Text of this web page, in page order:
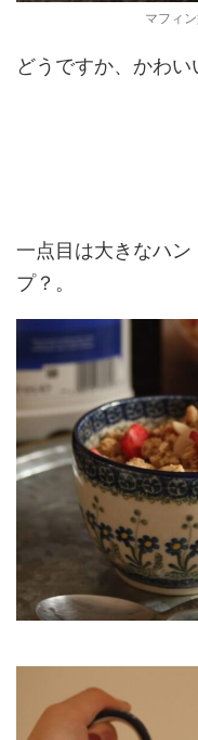
マフィ
どうですか、かわい
一点目は大きなハ
プ？。